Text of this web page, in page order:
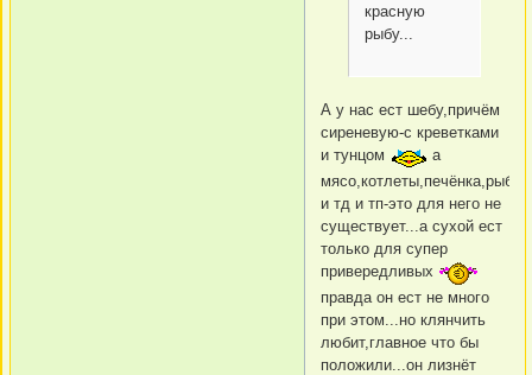
красную
рыбу...
А у нас ест шебу,причём
сиреневую-с креветками
и тунцом
а
и тд и тп-это для него не
существует...а сухой ест
только для супер
привередливых
правда он ест не много
при этом...но клянчить
любит,главное что бы
положили...он лизнёт